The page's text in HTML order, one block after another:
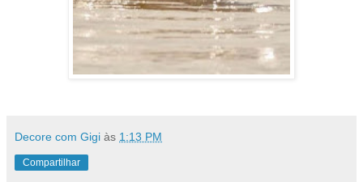
Decore com Gigi às 1:13 PM
Compartilhar